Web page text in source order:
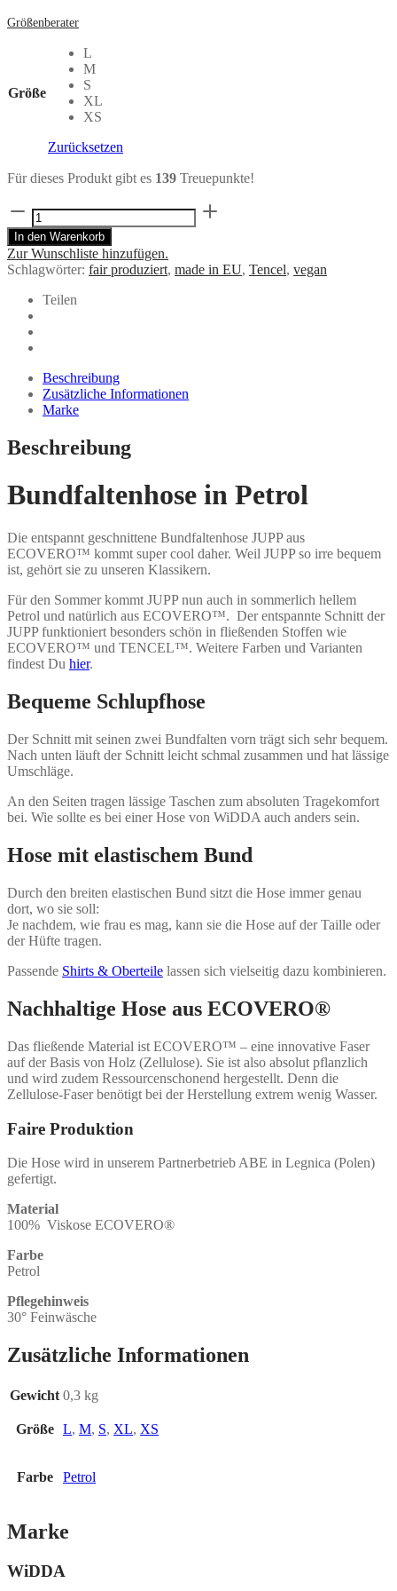
Größenberater
Größe
L
M
S
XL
XS
Zurücksetzen
Für dieses Produkt gibt es 139 Treuepunkte!
Bundfaltenhose
JUPP
petrol
aus
ECOVERO®
In den Warenkorb
Zur Wunschliste hinzufügen.
Schlagwörter: fair produziert, made in EU, Tencel, vegan
Teilen
Beschreibung
Zusätzliche Informationen
Marke
Beschreibung
Bundfaltenhose in Petrol
Die entspannt geschnittene Bundfaltenhose JUPP aus
ECOVERO™ kommt super cool daher. Weil JUPP so irre bequem
ist, gehört sie zu unseren Klassikern.
Für den Sommer kommt JUPP nun auch in sommerlich hellem
Petrol und natürlich aus ECOVERO™. Der entspannte Schnitt der
JUPP funktioniert besonders schön in fließenden Stoffen wie
ECOVERO™ und TENCEL™. Weitere Farben und Varianten
findest Du hier.
Bequeme Schlupfhose
Der Schnitt mit seinen zwei Bundfalten vorn trägt sich sehr bequem.
Nach unten läuft der Schnitt leicht schmal zusammen und hat lässige
Umschläge.
An den Seiten tragen lässige Taschen zum absoluten Tragekomfort
bei. Wie sollte es bei einer Hose von WiDDA auch anders sein.
Hose mit elastischem Bund
Durch den breiten elastischen Bund sitzt die Hose immer genau
dort, wo sie soll:
Je nachdem, wie frau es mag, kann sie die Hose auf der Taille oder
der Hüfte tragen.
Passende Shirts & Oberteile lassen sich vielseitig dazu kombinieren.
Nachhaltige Hose aus ECOVERO®
Das fließende Material ist ECOVERO™ – eine innovative Faser
auf der Basis von Holz (Zellulose). Sie ist also absolut pflanzlich
und wird zudem Ressourcenschonend hergestellt. Denn die
Zellulose-Faser benötigt bei der Herstellung extrem wenig Wasser.
Faire Produktion
Die Hose wird in unserem Partnerbetrieb ABE in Legnica (Polen)
gefertigt.
Material
100% Viskose ECOVERO®
Farbe
Petrol
Pflegehinweis
30° Feinwäsche
Zusätzliche Informationen
Gewicht 0,3 kg
Größe L, M, S, XL, XS
Farbe Petrol
Marke
WiDDA